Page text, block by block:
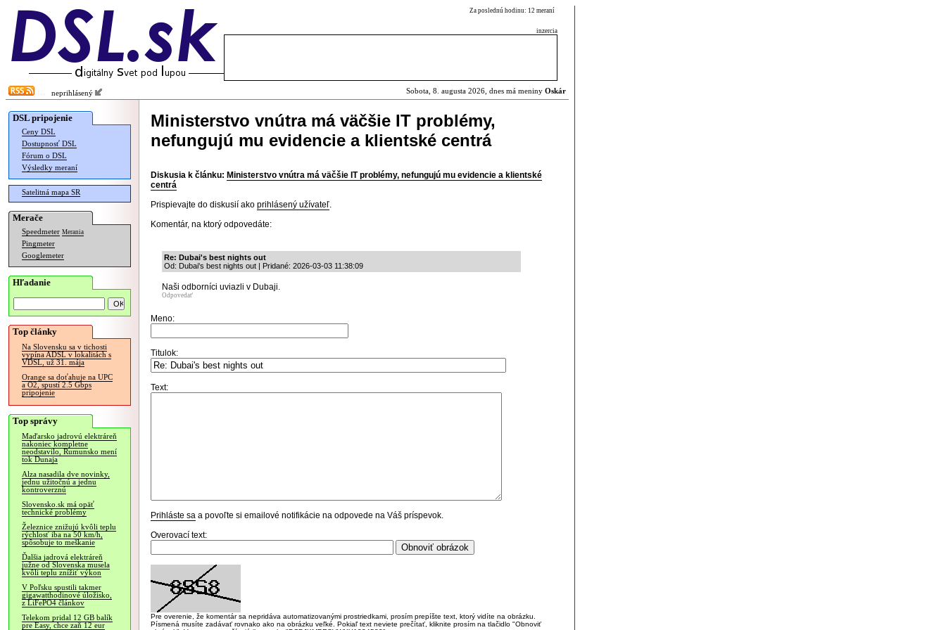
Za poslednú hodinu: 12 meraní
inzercia
neprihlásený Sobota, 8. augusta 2026, dnes má meniny Oskár
DSL pripojenie
Ceny DSL
Dostupnosť DSL
Fórum o DSL
Výsledky meraní
Satelitná mapa SR
Merače
Speedmeter Merania
Pingmeter
Googlemeter
Hľadanie
Top články
Na Slovensku sa v tichosti
vypína ADSL v lokalitách s
VDSL, už 31. mája
Orange sa doťahuje na UPC
a O2, spustí 2.5 Gbps
pripojenie
Top správy
Maďarsko jadrovú elektráreň
nakoniec kompletne
neodstavilo, Rumunsko mení
tok Dunaja
Alza nasadila dve novinky,
jednu užitočnú a jednu
kontroverznú
Slovensko.sk má opäť
technické problémy
Železnice znižujú kvôli teplu
rýchlosť iba na 50 km/h,
spôsobuje to meškanie
Ďalšia jadrová elektráreň
južne od Slovenska musela
kvôli teplu znížiť výkon
V Poľsku spustili takmer
gigawatthodinové úložisko,
z LiFePO4 článkov
Telekom pridal 12 GB balík
pre Easy, chce zaň 12 eur
Ministerstvo vnútra má väčšie IT problémy,
nefungujú mu evidencie a klientské centrá
Diskusia k článku: Ministerstvo vnútra má väčšie IT problémy, nefungujú mu evidencie a klientské
centrá
Prispievajte do diskusií ako prihlásený užívateľ.
Komentár, na ktorý odpovedáte:
Re: Dubai's best nights out
Od: Dubai's best nights out | Pridané: 2026-03-03 11:38:09
Naši odborníci uviazli v Dubaji.
Odpovedať
Meno:
Titulok:
Text:
Prihláste sa a povoľte si emailové notifikácie na odpovede na Váš príspevok.
Overovací text:
Pre overenie, že komentár sa nepridáva automatizovanými prostriedkami, prosím prepíšte text, ktorý vidíte na obrázku.
Písmená musíte zadávať rovnako ako na obrázku veľké. Pokiaľ text neviete prečítať, kliknite prosím na tlačidlo "Obnoviť